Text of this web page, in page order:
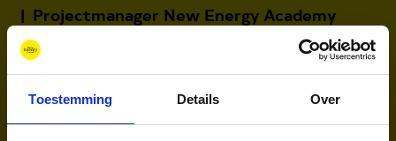
Toestemming Details Over
Projectmanager New Energy Academy
Als projectmanager ben ik verantwoordelijk voor
het organiseren van alle leeractiviteiten voor New
Energy Academy. Dit is een functie waar mijn
master Strategic Innovation Management en mijn